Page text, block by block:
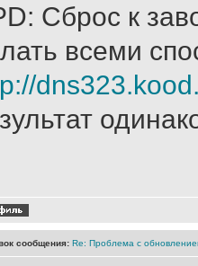
Сброс к
всеми
сообщения: Re: Проблема с